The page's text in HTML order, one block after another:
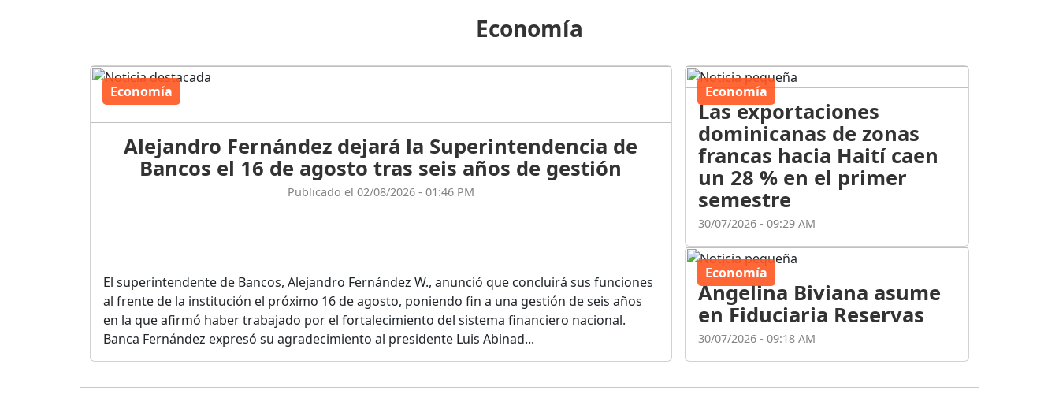
Economía
Economía
Alejandro Fernández dejará la Superintendencia de
Bancos el 16 de agosto tras seis años de gestión
Publicado el 02/08/2026 - 01:46 PM
El superintendente de Bancos, Alejandro Fernández W., anunció que concluirá sus funciones
al frente de la institución el próximo 16 de agosto, poniendo fin a una gestión de seis años
en la que afirmó haber trabajado por el fortalecimiento del sistema financiero nacional.
Banca Fernández expresó su agradecimiento al presidente Luis Abinad...
Economía
Las exportaciones
dominicanas de zonas
francas hacia Haití caen
un 28 % en el primer
semestre
30/07/2026 - 09:29 AM
Economía
Angelina Biviana asume
en Fiduciaria Reservas
30/07/2026 - 09:18 AM